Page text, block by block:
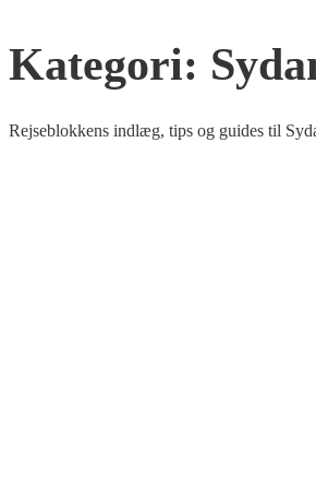
Kategori:
Rejseblokkens indlæg, tips og guides til